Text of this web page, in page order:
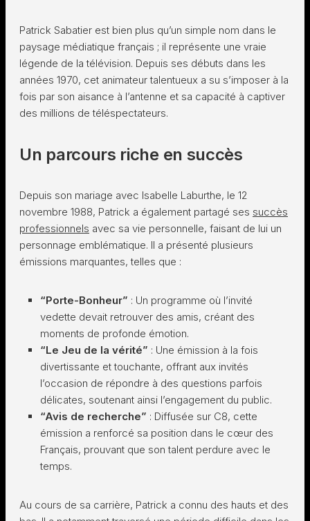
Patrick Sabatier est bien plus qu’un simple nom dans le
paysage médiatique français ; il représente une vraie
légende de la télévision. Depuis ses débuts dans les
années 1970, cet animateur talentueux a su s’imposer à la
fois par son aisance à l’antenne et sa capacité à captiver
des millions de téléspectateurs.
Un parcours riche en succès
Depuis son mariage avec Isabelle Laburthe, le 12
novembre 1988, Patrick a également partagé ses succès
professionnels avec sa vie personnelle, faisant de lui un
personnage emblématique. Il a présenté plusieurs
émissions marquantes, telles que :
“Porte-Bonheur” : Un programme où l’invité
vedette devait retrouver des amis, créant des
moments de profonde émotion.
“Le Jeu de la vérité” : Une émission à la fois
divertissante et touchante, offrant aux invités
l’occasion de répondre à des questions parfois
délicates, soutenant ainsi l’engagement du public.
“Avis de recherche” : Diffusée sur C8, cette
émission a renforcé sa position dans le cœur des
Français, prouvant que son talent perdure avec le
temps.
Au cours de sa carrière, Patrick a connu des hauts et des